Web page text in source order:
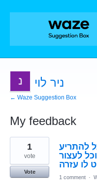
ניר לוי
← Waze Suggestion Box
My feedback
1
found
להתריע
לעצור
לו עזרה
1
vote
Vote
1 comment ·